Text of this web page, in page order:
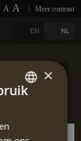
A A Meer contrast
NL
EN
×